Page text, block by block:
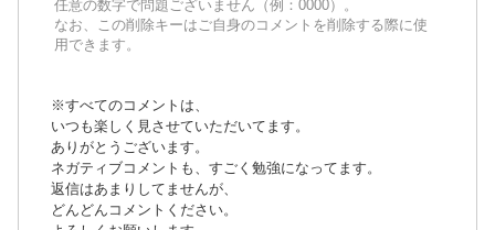
任意の数字で問題ございません（例：0000）。
なお、この削除キーはご自身のコメントを削除する際に使
用できます。
※すべてのコメントは、
いつも楽しく見させていただいてます。
ありがとうございます。
ネガティブコメントも、すごく勉強になってます。
返信はあまりしてませんが、
どんどんコメントください。